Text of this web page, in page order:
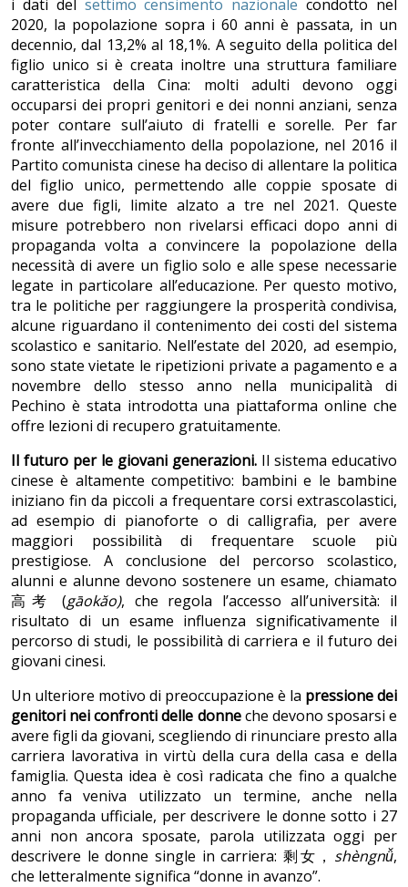
i dati del settimo censimento nazionale condotto nel
2020, la popolazione sopra i 60 anni è passata, in un
decennio, dal 13,2% al 18,1%. A seguito della politica del
figlio unico si è creata inoltre una struttura familiare
caratteristica della Cina: molti adulti devono oggi
occuparsi dei propri genitori e dei nonni anziani, senza
poter contare sull’aiuto di fratelli e sorelle. Per far
fronte all’invecchiamento della popolazione, nel 2016 il
Partito comunista cinese ha deciso di allentare la politica
del figlio unico, permettendo alle coppie sposate di
avere due figli, limite alzato a tre nel 2021. Queste
misure potrebbero non rivelarsi efficaci dopo anni di
propaganda volta a convincere la popolazione della
necessità di avere un figlio solo e alle spese necessarie
legate in particolare all’educazione. Per questo motivo,
tra le politiche per raggiungere la prosperità condivisa,
alcune riguardano il contenimento dei costi del sistema
scolastico e sanitario. Nell’estate del 2020, ad esempio,
sono state vietate le ripetizioni private a pagamento e a
novembre dello stesso anno nella municipalità di
Pechino è stata introdotta una piattaforma online che
offre lezioni di recupero gratuitamente.
Il futuro per le giovani generazioni. Il sistema educativo
cinese è altamente competitivo: bambini e le bambine
iniziano fin da piccoli a frequentare corsi extrascolastici,
ad esempio di pianoforte o di calligrafia, per avere
maggiori possibilità di frequentare scuole più
prestigiose. A conclusione del percorso scolastico,
alunni e alunne devono sostenere un esame, chiamato
高考 (gāokăo), che regola l’accesso all’università: il
risultato di un esame influenza significativamente il
percorso di studi, le possibilità di carriera e il futuro dei
giovani cinesi.
Un ulteriore motivo di preoccupazione è la pressione dei
genitori nei confronti delle donneche devono sposarsi e
avere figli da giovani, scegliendo di rinunciare presto alla
carriera lavorativa in virtù della cura della casa e della
famiglia. Questa idea è così radicata che fino a qualche
anno fa veniva utilizzato un termine, anche nella
propaganda ufficiale, per descrivere le donne sotto i 27
anni non ancora sposate, parola utilizzata oggi per
descrivere le donne single in carriera: 剩女， shèngnǚ,
che letteralmente significa “donne in avanzo”.